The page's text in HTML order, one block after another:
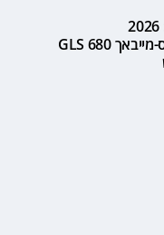
מוגזם: 2026
מרצדס-מייבאך GLS 680